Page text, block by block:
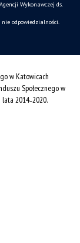
Wykonawczej ds.
odpowiedzialności.
w Katowicach
Społecznego w
2014˗2020.